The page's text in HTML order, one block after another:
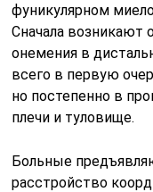
фуникулярном
Сначала возникают
онемения в
всего в первую
но постепенно в
плечи и туловище.
Больные
расстройство